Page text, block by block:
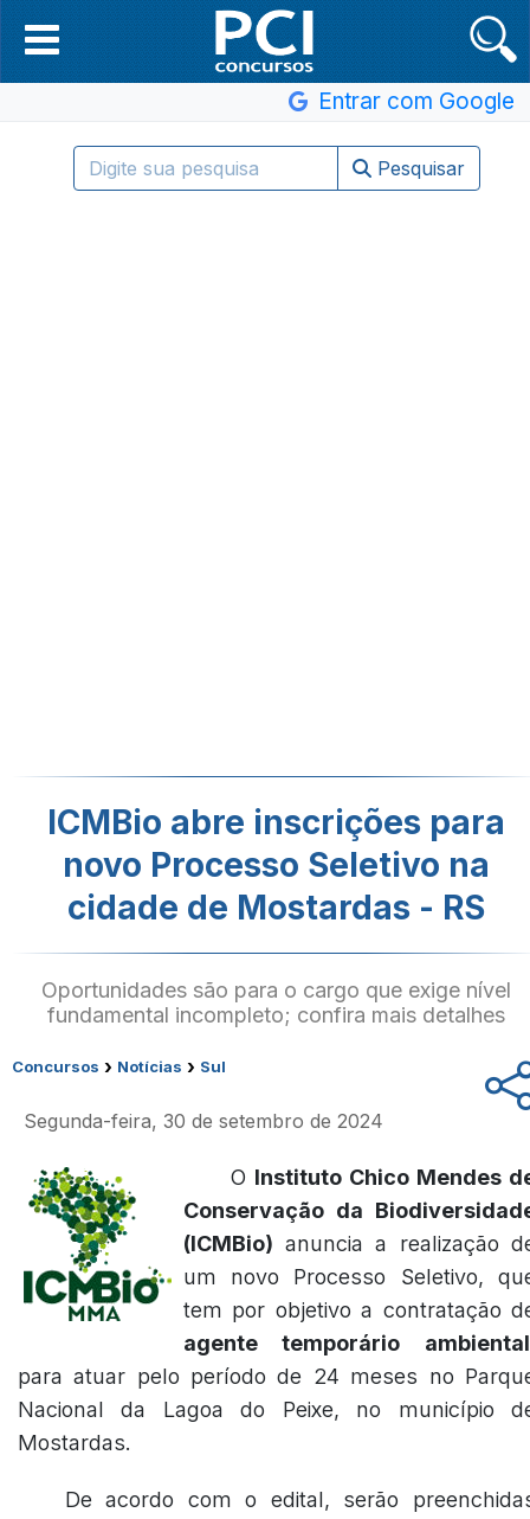
Entrar com Google
Pesquisar
ICMBio abre inscrições para
novo Processo Seletivo na
cidade de Mostardas - RS
Oportunidades são para o cargo que exige nível
fundamental incompleto; confira mais detalhes
Concursos › Notícias › Sul
Segunda-feira, 30 de setembro de 2024
O Instituto Chico Mendes
Conservação da
(ICMBio) anuncia a realização
um novo Processo Seletivo,
tem por objetivo a contratação
agente temporário ambiental
para atuar pelo período de 24 meses no
Nacional da Lagoa do Peixe, no município
Mostardas.
De acordo com o edital, serão